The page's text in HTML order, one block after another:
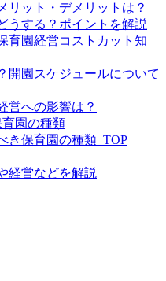
リット・デメリットは？
うする？ポイントを解説
育園経営コストカット知
開園スケジュールについて
営への影響は？
園の種類
き保育園の種類_TOP
経営などを解説